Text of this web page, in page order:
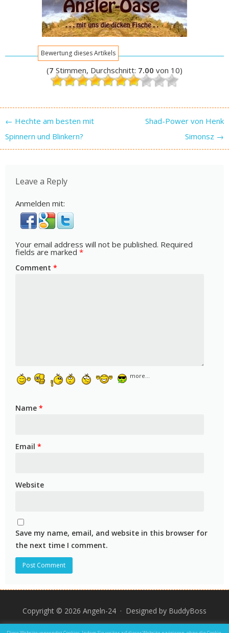
Bewertung dieses Artikels
(7 Stimmen, Durchschnitt: 7.00 von 10)
Post navigation
← Hechte am besten mit
Spinnern und Blinkern?
Shad-Power von Henk
Simonsz →
Leave a Reply
Anmelden mit:
Your email address will not be published. Required
fields are marked *
Comment *
more...
Name *
Email *
Website
Save my name, email, and website in this browser for
the next time I comment.
Copyright © 2026 Angeln-24 · Designed by BuddyBoss
Impressum Datenschutz und Rechtliche Hinweise